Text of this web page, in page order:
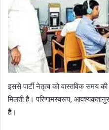
इससे पार्टी नेतृत्व को वास्तविक समय
मिलती है। परिणामस्वरूप,
है।